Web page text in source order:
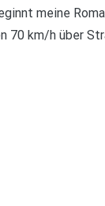
meine
70 km/h über